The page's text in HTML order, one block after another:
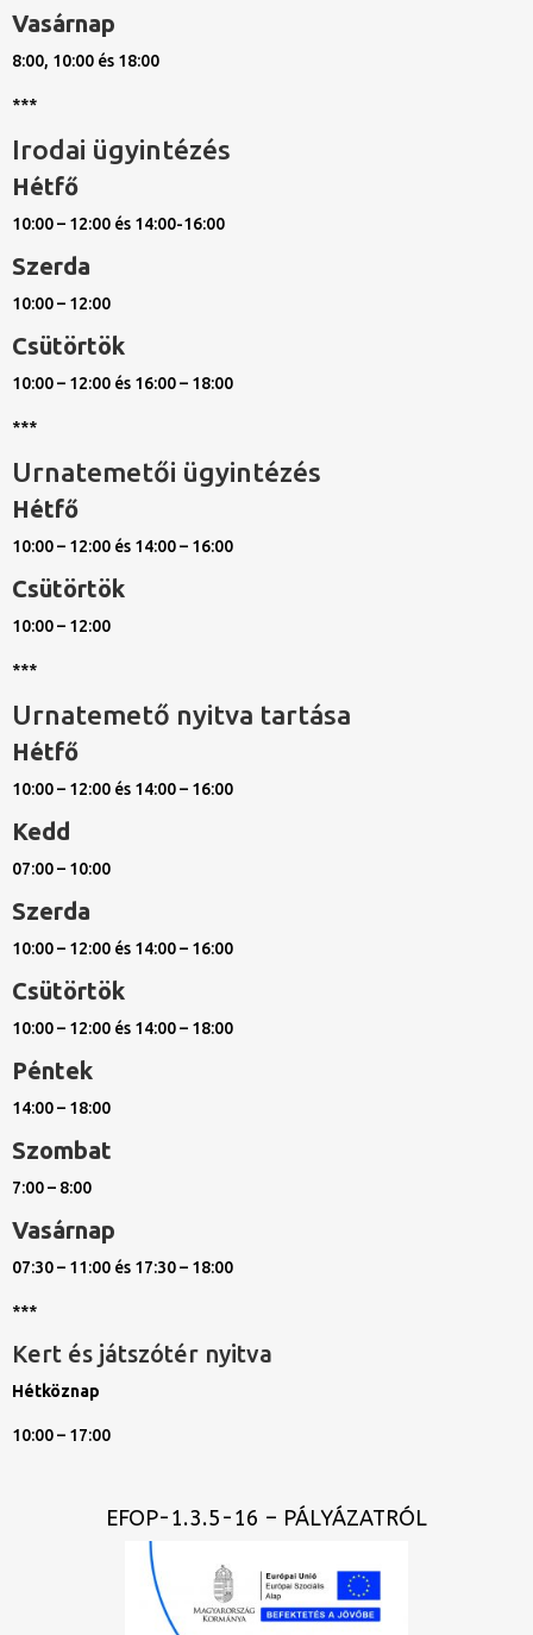
Vasárnap
8:00, 10:00 és 18:00
***
Irodai ügyintézés
Hétfő
10:00 – 12:00 és 14:00-16:00
Szerda
10:00 – 12:00
Csütörtök
10:00 – 12:00 és 16:00 – 18:00
***
Urnatemetői ügyintézés
Hétfő
10:00 – 12:00 és 14:00 – 16:00
Csütörtök
10:00 – 12:00
***
Urnatemető nyitva tartása
Hétfő
10:00 – 12:00 és 14:00 – 16:00
Kedd
07:00 – 10:00
Szerda
10:00 – 12:00 és 14:00 – 16:00
Csütörtök
10:00 – 12:00 és 14:00 – 18:00
Péntek
14:00 – 18:00
Szombat
7:00 – 8:00
Vasárnap
07:30 – 11:00 és 17:30 – 18:00
***
Kert és játszótér nyitva
Hétköznap
10:00 – 17:00
EFOP-1.3.5-16 – PÁLYÁZATRÓL